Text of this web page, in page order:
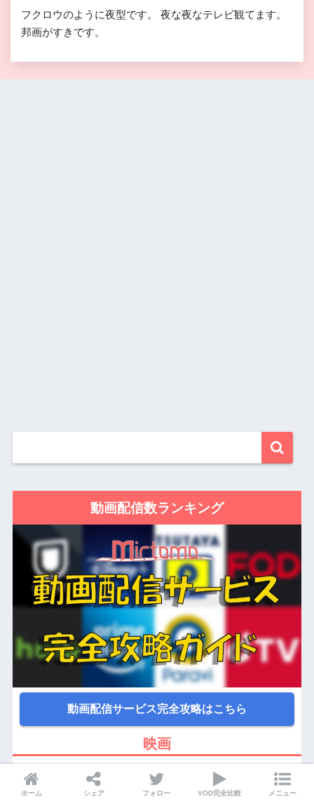
フクロウのように夜型です。 夜な夜なテレビ観てます。
邦画がすきです。
動画配信数ランキング
動画配信サービス完全攻略はこちら
映画
ホーム シェア フォロー VOD完全比較 メニュー